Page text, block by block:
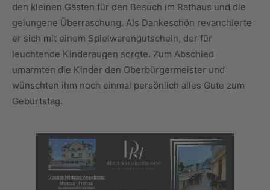
den kleinen Gästen für den Besuch im Rathaus und die
gelungene Überraschung. Als Dankeschön revanchierte
er sich mit einem Spielwarengutschein, der für
leuchtende Kinderaugen sorgte. Zum Abschied
umarmten die Kinder den Oberbürgermeister und
wünschten ihm noch einmal persönlich alles Gute zum
Geburtstag.